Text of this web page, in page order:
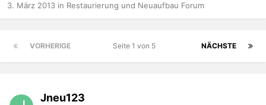
3. März 2013 in Restaurierung und Neuaufbau Forum
VORHERIGE NÄCHSTE
Seite 1 von 5
Jneu123